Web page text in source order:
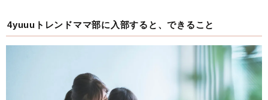
4yuuuトレンドママ部に入部すると、できること